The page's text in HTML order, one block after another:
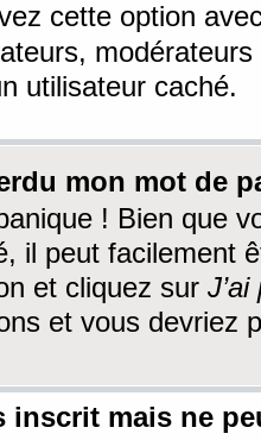
cette option
utilisateur caché.
mon mot de
! Bien que
il peut facilement
et cliquez sur
et vous devriez
inscrit mais ne